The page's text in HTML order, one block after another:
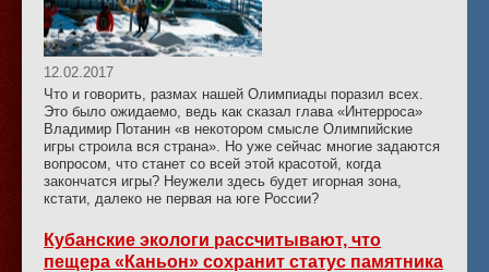
12.02.2017
Что и говорить, размах нашей Олимпиады поразил всех.
Это было ожидаемо, ведь как сказал глава «Интерроса»
Владимир Потанин «в некотором смысле Олимпийские
игры строила вся страна». Но уже сейчас многие задаются
вопросом, что станет со всей этой красотой, когда
закончатся игры? Неужели здесь будет игорная зона,
кстати, далеко не первая на юге России?
Кубанские экологи рассчитывают, что
пещера «Каньон» сохранит статус памятника